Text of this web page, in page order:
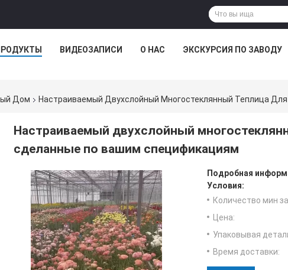
ВИДЕОЗАПИСИ О НАС ЭКСКУРСИЯ ПО ЗАВОДУ
Дом Настраиваемый Двухслойный Многостеклянный Теплица
Настраиваемый двухслойный
сделанные по вашим спецификациям
Подробная
Условия:
Количество мин
Цена:
Упаковывая
Время доставки: